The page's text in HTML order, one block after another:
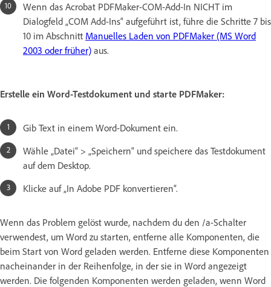
Wenn das Acrobat PDFMaker-COM-Add-In NICHT im
Dialogfeld „COM Add-Ins“ aufgeführt ist, führe die Schritte 7 bis
10 im Abschnitt Manuelles Laden von PDFMaker (MS Word
2003 oder früher) aus.
Erstelle ein Word-Testdokument und starte PDFMaker:
Gib Text in einem Word-Dokument ein.
Wähle „Datei“ > „Speichern“ und speichere das Testdokument
auf dem Desktop.
Klicke auf „In Adobe PDF konvertieren“.
Wenn das Problem gelöst wurde, nachdem du den /a-Schalter
verwendest, um Word zu starten, entferne alle Komponenten, die
beim Start von Word geladen werden. Entferne diese Komponenten
nacheinander in der Reihenfolge, in der sie in Word angezeigt
werden. Die folgenden Komponenten werden geladen, wenn Word